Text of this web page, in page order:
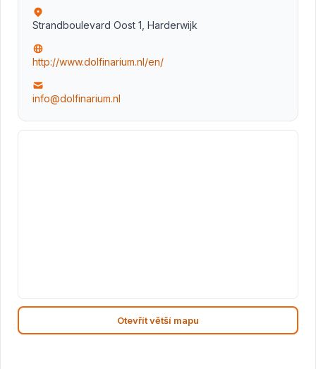
Strandboulevard Oost 1, Harderwijk
http://www.dolfinarium.nl/en/
info@dolfinarium.nl
Otevřít větší mapu